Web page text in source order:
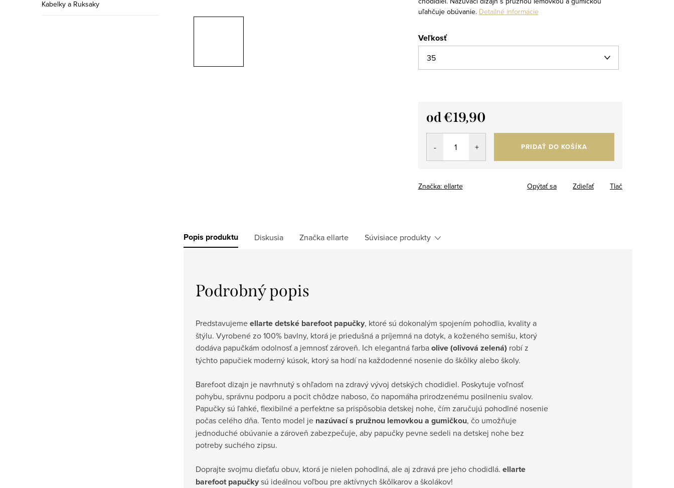
e
Kabelky a Ruksaky
uľahčuje obúvanie. Detailné informácie
Veľkosť
od€19,90
Jednotková
PRIDAŤ DO KOŠÍKA
Značka: ellarte Tlač
Opýtať sa Zdieľať
Popis produktu Diskusia Značkaellarte Súvisiace produkty
Podrobný popis
Predstavujemeellarte detské barefoot papučky, ktoré sú dokonalým spojením pohodlia, kvality a
štýlu. Vyrobené zo 100% bavlny, ktorá je priedušná a príjemná na dotyk, a koženého semišu, ktorý
dodáva papučkám odolnosť a jemnosť zároveň. Ich elegantná farbaolive (olivová zelená) robí z
týchto papučiek moderný kúsok, ktorý sa hodí na každodenné nosenie do škôlky alebo školy.
Barefoot dizajn je navrhnutý s ohľadom na zdravý vývoj detských chodidiel. Poskytuje voľnosť
pohybu, správnu podporu a pocit chôdze naboso, čo napomáha prirodzenému posilneniu svalov.
Papučky sú ľahké, flexibilné a perfektne sa prispôsobia detskej nohe, čím zaručujú pohodlné nosenie
počas celého dňa. Tento model je nazúvací s pružnou lemovkou a gumičkou, čo umožňuje
jednoduché obúvanie a zároveň zabezpečuje, aby papučky pevne sedeli na detskej nohe bez
potreby suchého zipsu.
Doprajte svojmu dieťaťu obuv, ktorá je nielen pohodlná, ale aj zdravá pre jeho chodidlá. ellarte
barefoot papučkysú ideálnou voľbou pre aktívnych škôlkarov a školákov!